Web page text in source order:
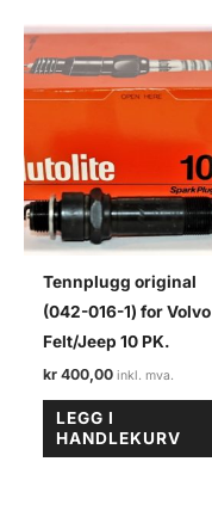
antall
Tennplugg original
(042-016-1) for Volvo
Felt/Jeep 10 PK.
kr 400,00
LEGG I
HANDLEKURV